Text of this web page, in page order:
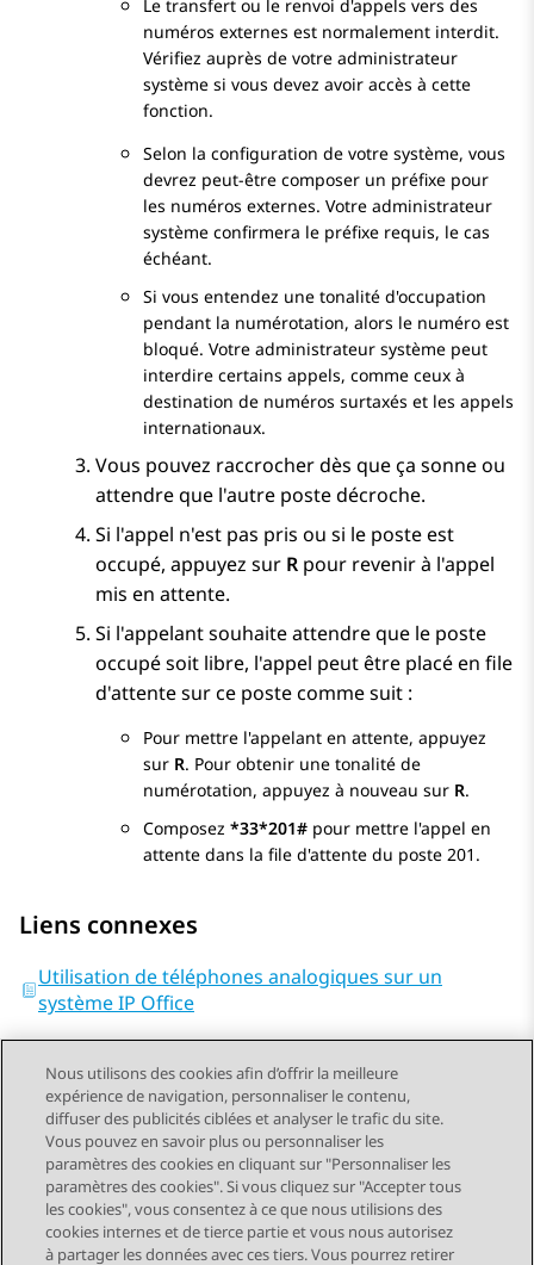
Le transfert ou le renvoi d'appels vers des
numéros externes est normalement interdit.
Vérifiez auprès de votre administrateur
système si vous devez avoir accès à cette
fonction.
Selon la configuration de votre système, vous
devrez peut-être composer un préfixe pour
les numéros externes. Votre administrateur
système confirmera le préfixe requis, le cas
échéant.
Si vous entendez une tonalité d'occupation
pendant la numérotation, alors le numéro est
bloqué. Votre administrateur système peut
interdire certains appels, comme ceux à
destination de numéros surtaxés et les appels
internationaux.
Vous pouvez raccrocher dès que ça sonne ou
attendre que l'autre poste décroche.
Si l'appel n'est pas pris ou si le poste est
occupé, appuyez sur R pour revenir à l'appel
mis en attente.
Si l'appelant souhaite attendre que le poste
occupé soit libre, l'appel peut être placé en file
d'attente sur ce poste comme suit :
Pour mettre l'appelant en attente, appuyez
sur R. Pour obtenir une tonalité de
numérotation, appuyez à nouveau sur R.
Composez *33*201# pour mettre l'appel en
attente dans la file d'attente du poste 201.
Liens connexes
Utilisation de téléphones analogiques sur un
système IP Office
Send Feedback
Sujet précédent Sujet suivant
Nous utilisons des cookies afin d’offrir la meilleure
expérience de navigation, personnaliser le contenu,
diffuser des publicités ciblées et analyser le trafic du site.
Vous pouvez en savoir plus ou personnaliser les
paramètres des cookies en cliquant sur "Personnaliser les
paramètres des cookies". Si vous cliquez sur "Accepter tous
les cookies", vous consentez à ce que nous utilisions des
cookies internes et de tierce partie et vous nous autorisez
à partager les données avec ces tiers. Vous pourrez retirer